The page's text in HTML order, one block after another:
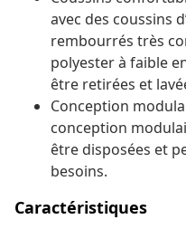
avec des coussins
rembourrés très
polyester à faible
être retirées et
Conception
conception
être disposées et
besoins.
Caractéristiques